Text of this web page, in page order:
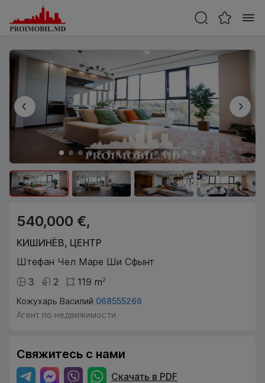
540,000 €,
КИШИНЁВ, ЦЕНТР
Штефан Чел Маре Ши Сфынт
3
2 119 m2
Кожухарь Василий 068555266
Агент по недвижимости
Свяжитесь с нами
Скачать в PDF